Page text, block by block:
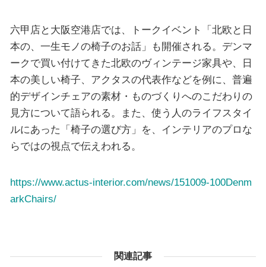
六甲店と大阪空港店では、トークイベント「北欧と日
本の、一生モノの椅子のお話」も開催される。デンマ
ークで買い付けてきた北欧のヴィンテージ家具や、日
本の美しい椅子、アクタスの代表作などを例に、普遍
的デザインチェアの素材・ものづくりへのこだわりの
見方について語られる。また、使う人のライフスタイ
ルにあった「椅子の選び方」を、インテリアのプロな
らではの視点で伝えわれる。
https://www.actus-interior.com/news/151009-100Denm
arkChairs/
関連記事